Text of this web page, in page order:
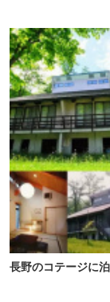
長野のコテージに